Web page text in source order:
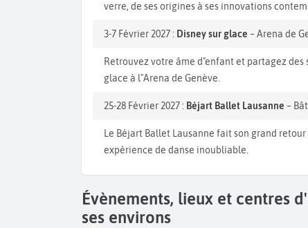
verre, de ses origines à ses innovations
3-7 Février 2027 : Disney sur glace – Arena de
Retrouvez votre âme d"enfant et partagez
glace à l"Arena de Genève.
25-28 Février 2027 : Béjart Ballet Lausanne –
Le Béjart Ballet Lausanne fait son grand
expérience de danse inoubliable.
Évènements, lieux et centres
ses environs